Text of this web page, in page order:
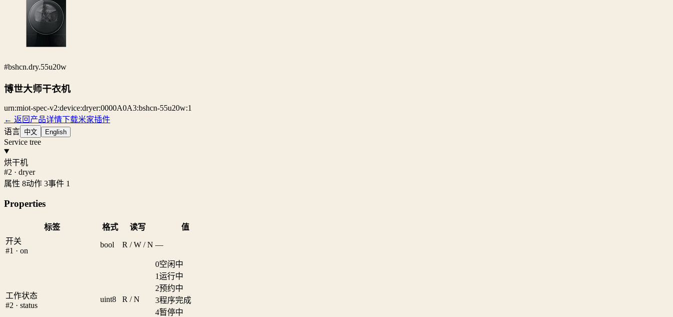
#bshcn.dry.55u20w
博世大师干衣机
urn:miot-spec-v2:device:dryer:0000A0A3:bshcn-55u20w:1
← 返回产品详情下载米家插件
语言 中文 English
Service tree
烘干机
#2 · dryer
属性 8动作 3事件 1
Properties
标签 格式 读写
值
开关
#1 · on
bool R / W / N —
工作状态
#2 · status
uint8 R / N
0空闲中
1运行中
2预约中
3程序完成
4暂停中